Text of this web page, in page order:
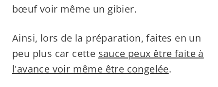
bœuf voir même un gibier.
Ainsi, lors de la préparation, faites en un
peu plus car cette sauce peux être faite à
l'avance voir même être congelée.